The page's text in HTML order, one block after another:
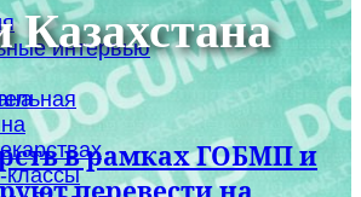
интервью
классы
Казахстана
в рамках ГОБМП и